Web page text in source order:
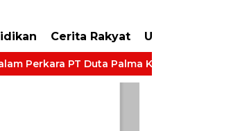
Cerita Rakyat
PT Duta Palma Korporasi